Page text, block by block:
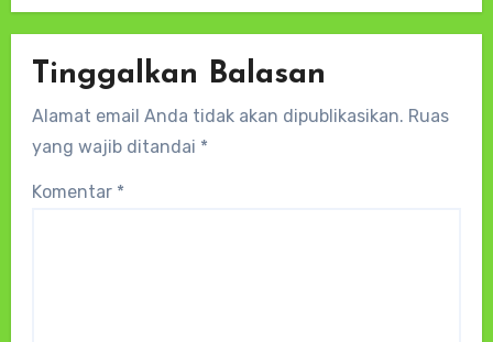
Tinggalkan Balasan
Alamat email Anda tidak akan dipublikasikan. Ruas
yang wajib ditandai *
Komentar *